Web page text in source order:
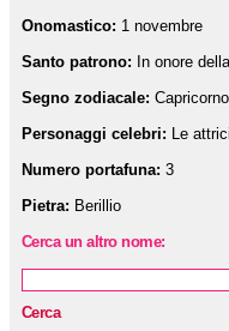
Onomastico: 1 novembre
Santo patrono: In onore
Segno zodiacale: Capricorno
Personaggi celebri: Le
Numero portafuna: 3
Pietra: Berillio
Cerca un altro nome:
Cerca